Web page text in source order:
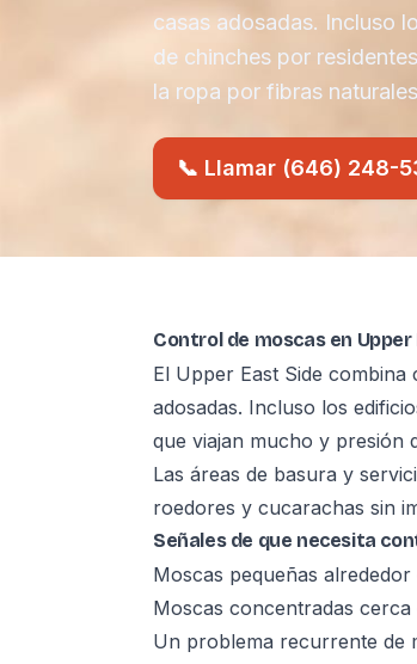
casas adosadas. Incluso
de chinches por
la ropa por fibras
📞 Llamar (646) 248-
Control de moscas en
El Upper East Side
adosadas. Incluso los
que viajan mucho y presión
Las áreas de basura y
roedores y cucarachas sin
Señales de que necesita
Moscas pequeñas
Moscas concentradas
Un problema recurrente de